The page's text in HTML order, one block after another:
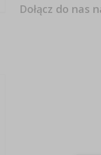
Dołącz do nas